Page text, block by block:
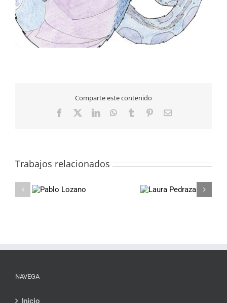
Comparte este contenido
Facebook
X LinkedInWhatsApp
TumblrPinterestCorreo
Trabajos relacionados
NAVEGA